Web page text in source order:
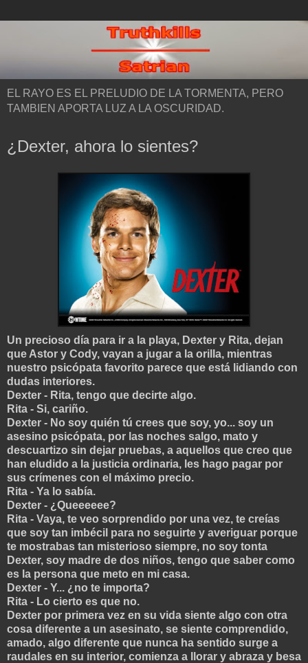
EL RAYO ES EL PRELUDIO DE LA TORMENTA, PERO
TAMBIEN APORTA LUZ A LA OSCURIDAD.
¿Dexter, ahora lo sientes?
Un precioso día para ir a la playa, Dexter y Rita, dejan
que Astor y Cody, vayan a jugar a la orilla, mientras
nuestro psicópata favorito parece que está lidiando con
dudas interiores.
Dexter - Rita, tengo que decirte algo.
Rita - Si, cariño.
Dexter - No soy quién tú crees que soy, yo... soy un
asesino psicópata, por las noches salgo, mato y
descuartizo sin dejar pruebas, a aquellos que creo que
han eludido a la justicia ordinaria, les hago pagar por
sus crímenes con el máximo precio.
Rita - Ya lo sabía.
Dexter - ¿Queeeeee?
Rita - Vaya, te veo sorprendido por una vez, te creías
que soy tan imbécil para no seguirte y averiguar porque
te mostrabas tan misterioso siempre, no soy tonta
Dexter, soy madre de dos niños, tengo que saber como
es la persona que meto en mi casa.
Dexter - Y... ¿no te importa?
Rita - Lo cierto es que no.
Dexter por primera vez en su vida siente algo con otra
cosa diferente a un asesinato, se siente comprendido,
amado, algo diferente que nunca ha sentido surge a
raudales en su interior, comienza a llorar y abraza y besa